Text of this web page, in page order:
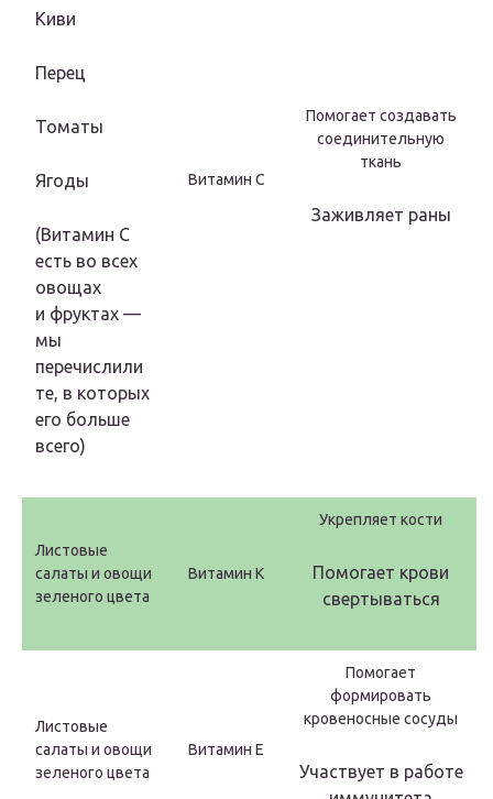
Киви
Перец
Томаты
Ягоды
(Витамин C
есть во всех
овощах
и фруктах —
мы
перечислили
те, в которых
его больше
всего)
Витамин С
Помогает создавать
соединительную
ткань
Заживляет раны
Листовые
салаты и овощи
зеленого цвета
Витамин K
Укрепляет кости
Помогает крови
свертываться
Листовые
салаты и овощи
зеленого цвета
Витамин Е
Помогает
формировать
кровеносные сосуды
Участвует в работе